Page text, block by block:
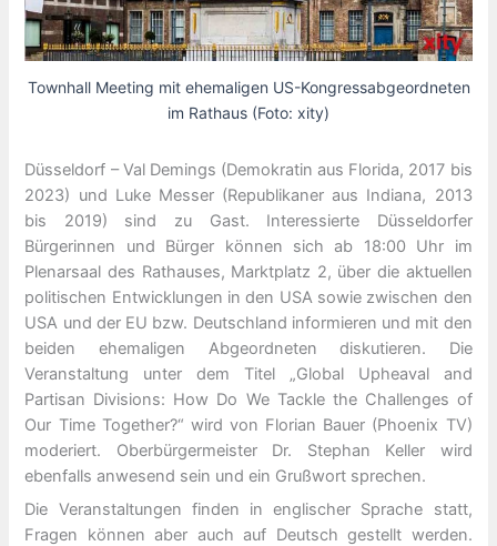
Townhall Meeting mit ehemaligen US-Kongressabgeordneten
im Rathaus (Foto: xity)
Düsseldorf – Val Demings (Demokratin aus Florida, 2017 bis
2023) und Luke Messer (Republikaner aus Indiana, 2013
bis 2019) sind zu Gast. Interessierte Düsseldorfer
Bürgerinnen und Bürger können sich ab 18:00 Uhr im
Plenarsaal des Rathauses, Marktplatz 2, über die aktuellen
politischen Entwicklungen in den USA sowie zwischen den
USA und der EU bzw. Deutschland informieren und mit den
beiden ehemaligen Abgeordneten diskutieren. Die
Veranstaltung unter dem Titel „Global Upheaval and
Partisan Divisions: How Do We Tackle the Challenges of
Our Time Together?“ wird von Florian Bauer (Phoenix TV)
moderiert. Oberbürgermeister Dr. Stephan Keller wird
ebenfalls anwesend sein und ein Grußwort sprechen.
Die Veranstaltungen finden in englischer Sprache statt,
Fragen können aber auch auf Deutsch gestellt werden.